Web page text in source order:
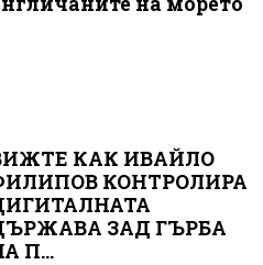
КАК ИВАЙЛО
КОНТРОЛИРА
ЗАД ГЪРБА
П...